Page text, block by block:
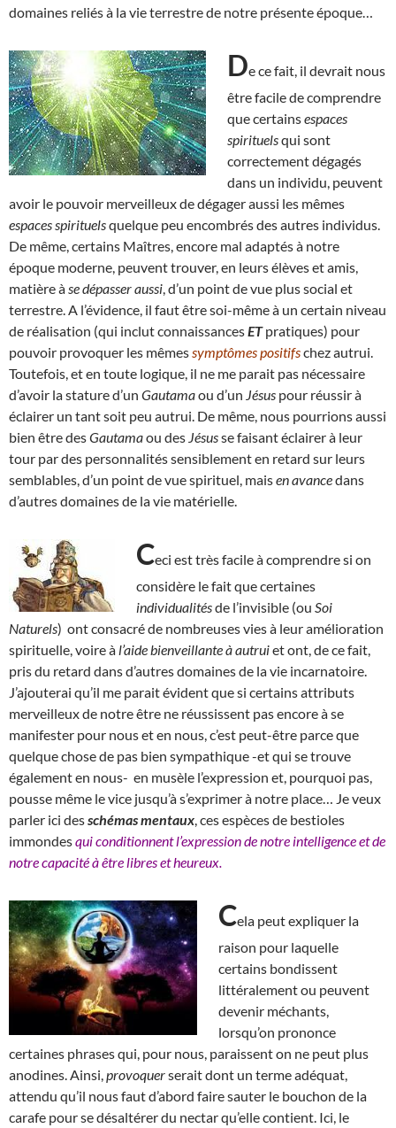
domaines reliés à la vie terrestre de notre présente époque…
De ce fait, il devrait nous
être facile de comprendre
que certainsespaces
spirituelsqui sont
correctement dégagés
dans un individu, peuvent
avoir le pouvoir merveilleux de dégager aussi les mêmes
espaces spirituelsquelque peu encombrés des autres individus.
De même, certains Maîtres, encore mal adaptés à notre
époque moderne, peuvent trouver, en leurs élèves et amis,
matière à se dépasser aussi , d’un point de vue plus social et
terrestre. A l’évidence, il faut être soi-même à un certain niveau
de réalisation (qui inclut connaissancesETpratiques) pour
pouvoir provoquer les mêmes symptômes positifschez autrui.
Toutefois, et en toute logique, il ne me parait pas nécessaire
d’avoir la stature d’un Gautamaou d’un Jésus pour réussir à
éclairer un tant soit peu autrui. De même, nous pourrions aussi
bien être desGautamaou des Jésusse faisant éclairer à leur
tour par des personnalités sensiblement en retard sur leurs
semblables, d’un point de vue spirituel, maisen avancedans
d’autres domaines de la vie matérielle.
Ceci est très facile à comprendre si on
considère le fait que certaines
individualitésde l’invisible (ou Soi
Naturels) ont consacré de nombreuses vies à leur amélioration
spirituelle, voire à l’aide bienveillante à autruiet ont, de ce fait,
pris du retard dans d’autres domaines de la vie incarnatoire.
J’ajouterai qu’il me parait évident que si certains attributs
merveilleux de notre être ne réussissent pas encore à se
manifester pour nous et en nous, c’est peut-être parce que
quelque chose de pas bien sympathique -et qui se trouve
également en nous- en musèle l’expression et, pourquoi pas,
pousse même le vice jusqu’à s’exprimer à notre place… Je veux
parler ici desschémas mentaux , ces espèces de bestioles
immondesqui conditionnent l’expression de notre intelligence et de
notre capacité à être libres et heureux.
Cela peut expliquer la
raison pour laquelle
certains bondissent
littéralement ou peuvent
devenir méchants,
lorsqu’on prononce
certaines phrases qui, pour nous, paraissent on ne peut plus
anodines. Ainsi, provoquerserait dont un terme adéquat,
attendu qu’il nous faut d’abord faire sauter le bouchon de la
carafe pour se désaltérer du nectar qu’elle contient. Ici, le